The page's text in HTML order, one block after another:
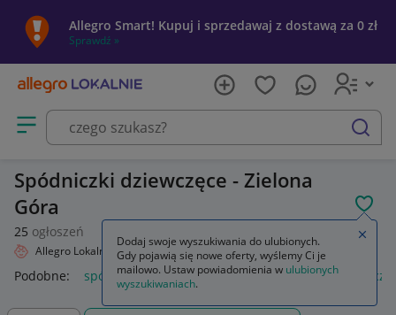
Allegro Smart! Kupuj i sprzedawaj z dostawą za 0 zł
Sprawdź »
Otwórz menu z kategoriami
szukaj
Spódniczki dziewczęce - Zielona
Góra
25 ogłoszeń
Allegro Lokalnie Dziecko Odzież Spódniczki
Podobne: spódniczki spódnice i spódniczki mini spódniczki
Dodaj swoje wyszukiwania do ulubionych.
Gdy pojawią się nowe oferty, wyślemy Ci je
mailowo. Ustaw powiadomienia w ulubionych
wyszukiwaniach.